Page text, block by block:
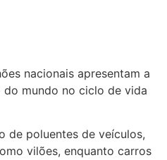
nacionais apresentam a
mundo no ciclo de vida
de poluentes de veículos,
vilões, enquanto carros